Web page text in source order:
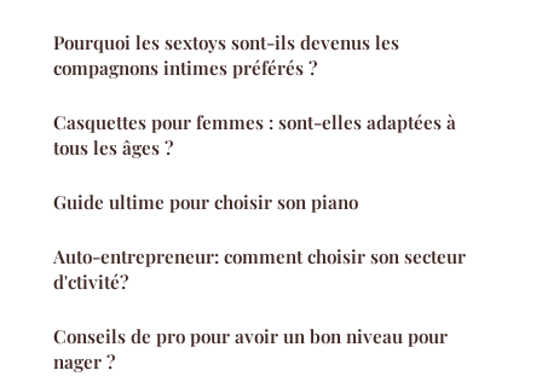
Pourquoi les sextoys sont-ils devenus les
compagnons intimes préférés ?
Casquettes pour femmes : sont-elles adaptées à
tous les âges ?
Guide ultime pour choisir son piano
Auto-entrepreneur: comment choisir son secteur
d'ctivité?
Conseils de pro pour avoir un bon niveau pour
nager ?